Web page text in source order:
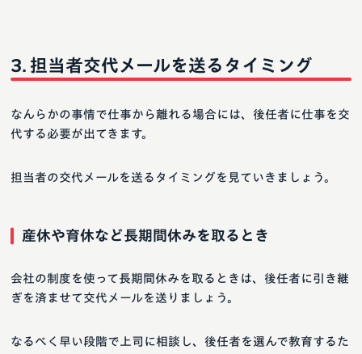
担当者交代メールを送るタイミング
なんらかの事情で仕事から離れる場合には、後任者に仕事を交
代する必要が出てきます。
担当者の交代メールを送るタイミングを見ていきましょう。
産休や育休など長期間休みを取るとき
会社の制度を使って長期間休みを取るときは、後任者に引き継
ぎを済ませて交代メールを送りましょう。
なるべく早い段階で上司に相談し、後任者を選んで教育するた